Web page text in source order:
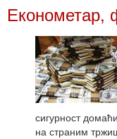
Економетар,
сигурност
на страним